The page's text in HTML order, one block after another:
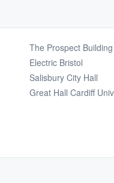
The Prospect Building
Electric Bristol
Salisbury City Hall
Great Hall Cardiff